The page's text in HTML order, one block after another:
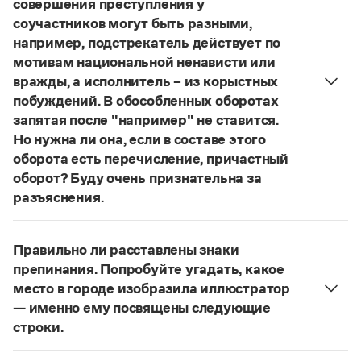
Словари русского языка как государственного
Справочники
Правила русской орфографии и пунктуации
Русский язык. Краткий теоретический курс
для школьников
Письмовник
Справочник по пунктуации
Справочник по фразеологии
Азбучные истины
Все справочники портала
Новости и события
Управление в русском языке
Словарь русских имён
Словарь методических терминов
Правила русской орфографии и пунктуации
(1956)
совершения преступления у
соучастников могут быть разными,
например, подстрекатель действует по
мотивам национальной ненависти или
вражды, а исполнитель – из корыстных
побуждений. В обособленных оборотах
запятая после "например" не ставится.
Но нужна ли она, если в составе этого
оборота есть перечисление, причастный
оборот? Буду очень признательна за
разъяснения.
В § 94«Правил русской орфографии и пунктуации»
слова и сочетания слов, стоящие на границе
частей сложного предложения и относящиеся к
следующему за ними предложению,
не отделяются от него запятой:Послышался
резкий стук, должно быть сорвалась ставня
По этому правилу запятая посленапример
Правильно ли расставлены знаки
препинания. Попробуйте угадать, какое
место в городе изобразила иллюстратор
— именно ему посвящены следующие
строки.
Нужно закрыть запятой придаточную часть: